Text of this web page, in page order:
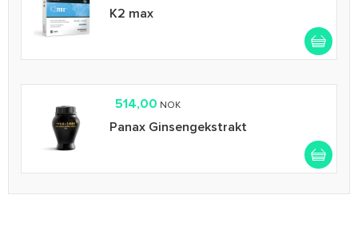
K2 max
514,00 NOK
Panax Ginsengekstrakt